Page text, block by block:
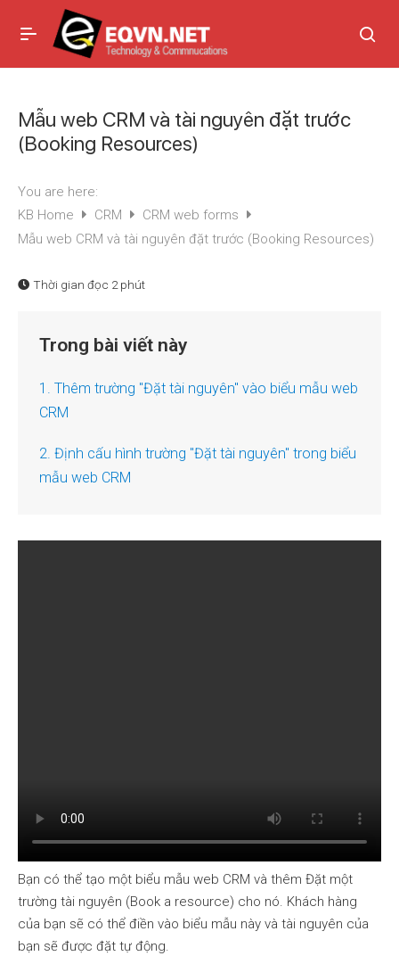
Mẫu web CRM và tài nguyên đặt trước
(Booking Resources)
You are here:
KB Home
CRM
CRM web forms
Mẫu web CRM và tài nguyên đặt trước (Booking Resources)
Thời gian đọc 2 phút
Trong bài viết này
1. Thêm trường "Đặt tài nguyên" vào biểu mẫu web
CRM
2. Định cấu hình trường "Đặt tài nguyên" trong biểu
mẫu web CRM
Bạn có thể tạo một biểu mẫu web CRM và thêm Đặt một
trường tài nguyên (Book a resource) cho nó. Khách hàng
của bạn sẽ có thể điền vào biểu mẫu này và tài nguyên của
bạn sẽ được đặt tự động.